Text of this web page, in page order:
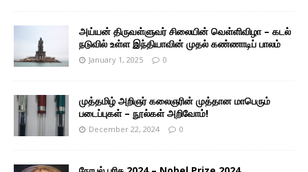
அய்யன் திருவள்ளுவர் சிலையின் வெள்ளிவிழா – கடல்
நடுவில் உள்ள இந்தியாவின் முதல் கண்ணாடிப் பாலம்
January 1, 2025 0
முத்தமிழ் அறிஞர் கலைஞரின் முத்தான மாபெரும்
படைப்புகள் – நூல்கள் அறிவோம்!
December 22, 2024 0